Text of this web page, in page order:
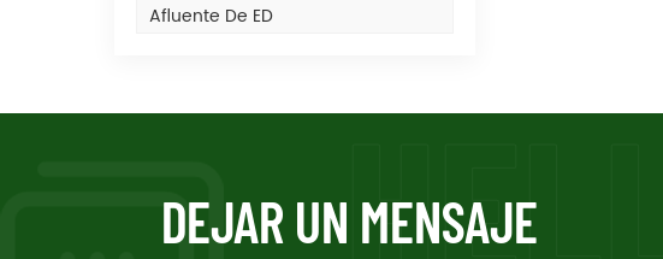
Afluente De ED
DEJAR UN MENSAJE